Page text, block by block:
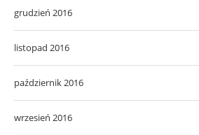
grudzień 2016
listopad 2016
październik 2016
wrzesień 2016